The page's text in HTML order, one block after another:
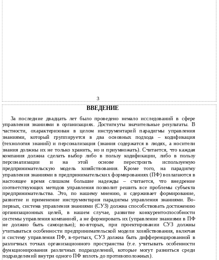
3
ВВЕДЕНИЕ
За последние двадцать лет было проведено немало исследований в сфере
управления знаниями в организациях. Достигнуты значительные результаты. В
частности, охарактеризован в целом инструментарий парадигмы управления
знаниями, который группируется в два основных подхода – кодификация
(технология знаний) и персонализация (знания содержатся в людях, а носители
знания должны их не только хранить, но и приумножать). Считается, что каждая
компания должна сделать выбор либо в пользу кодификации, либо в пользу
персонализации и на этой основе перестроить используемую
предпринимательскую модель хозяйствования. Кроме того, на парадигму
управления знаниями в предпринимательских формированиях (ПФ) возлагаются в
настоящее время слишком большие надежды – считается, что внедрение
соответствующих методов управления позволит решить все проблемы субъекта
предпринимательства. Это, по нашему мнению, и сдерживает формирование,
развитие и применение инструментария парадигмы управления знаниями. Во-
первых, система управления знаниями (СУЗ) должна способствовать достижению
организационных целей, в нашем случае, развитие конкурентоспособности
системы управления компанией, а не формировать их (управление знаниями в ПФ
не должно быть самоцелью); во-вторых, при проектировании СУЗ должны
учитываться особенности предпринимательской модели хозяйствования, включая
и систему управления ПФ, в-третьих, СУЗ должна быть дифференцированной в
различных точках организационного пространства (т.е. учитывать особенности
функционирования различных подразделений, которые могут разниться среди
подразделений внутри одного ПФ вплоть до противоположных).